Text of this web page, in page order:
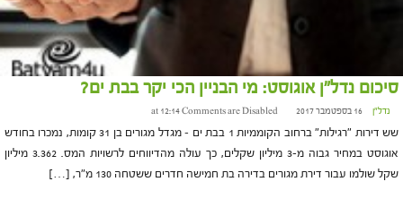
סיכום נדל"ן אוגוסט: מי הבניין הכי יקר בבת ים?
נדל"ן 16 בספטמבר 2017 at 12:14 Comments are Disabled
שש דירות "רגילות" ברחוב הקוממיות 1 בבת ים – מגדל מגורים בן 31 קומות, נמכרו בחודש
אוגוסט במחיר גבוה מ-3 מיליון שקלים, כך עולה מהדיווחים לרשויות המס. 3.362 מיליון
שקל שולמו עבור דירת מגורים בדירה בת חמישה חדרים ששטחה 130 מ"ר, […]